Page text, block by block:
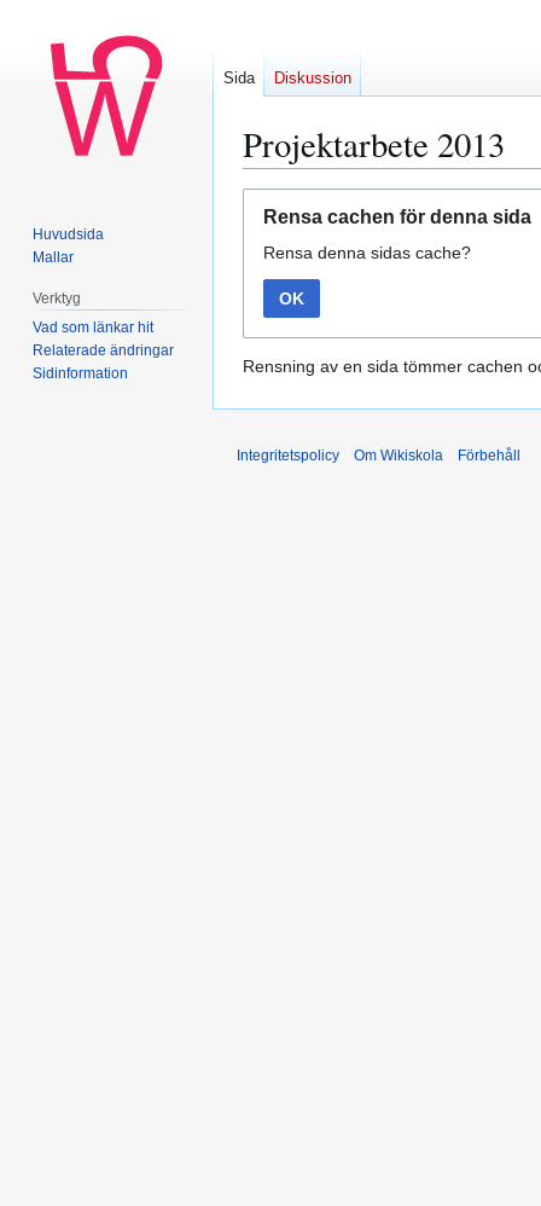
Projektarbete 2013
navigering
sök
Rensa cachen för denna sida
Rensa denna sidas cache?
OK
Rensning av en sida tömmer cachen
Sida Diskussion
Huvudsida
Mallar
Verktyg
Vad som länkar hit
Relaterade ändringar
Sidinformation
Integritetspolicy Om Wikiskola Förbehåll